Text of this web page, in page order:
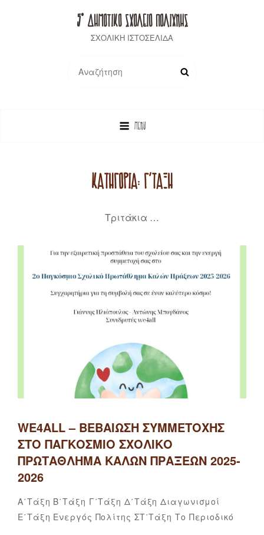
5° ΔΗΜΟΤΙΚΟ ΣΧΟΛΕΙΟ ΠΟΛΙΧΝΗΣ
ΣΧΟΛΙΚΗ ΙΣΤΟΣΕΛΙΔΑ
for:
MENU
ΚΑΤΗΓΟΡΊΑ:Γ΄ΤΆΞΗ
Τριτάκια …
WE4ALL – ΒΕΒΑΊΩΣΗ ΣΥΜΜΕΤΟΧΉΣ
ΣΤΟ ΠΑΓΚΌΣΜΙΟ ΣΧΟΛΙΚΌ
ΠΡΩΤΆΘΛΗΜΑ ΚΑΛΏΝ ΠΡΆΞΕΩΝ 2025-
2026
Categories
Α΄τάξη Β΄τάξη Γ΄τάξη Δ΄τάξη Διαγωνισμοί
Ε΄τάξη Ενεργός Πολίτης ΣΤ΄τάξη Το ΠεριοδικόBy